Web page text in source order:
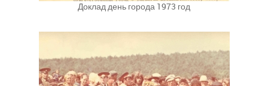
Доклад день города 1973 год